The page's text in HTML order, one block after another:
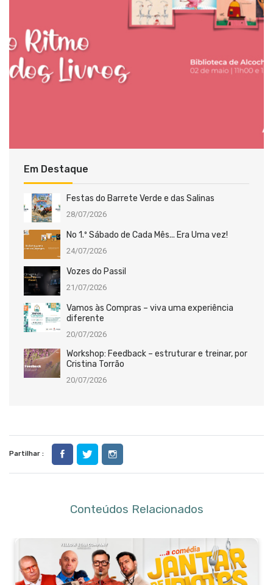
Em Destaque
Festas do Barrete Verde e das Salinas
28/07/2026
No 1.º Sábado de Cada Mês... Era Uma vez!
24/07/2026
Vozes do Passil
21/07/2026
Vamos às Compras – viva uma experiência
diferente
20/07/2026
Workshop: Feedback – estruturar e treinar, por
Cristina Torrão
20/07/2026
Partilhar :
Conteúdos Relacionados